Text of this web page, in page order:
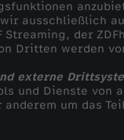
ausschließlich
Streaming, der
Dritten werden
externe
und Dienste von
um das